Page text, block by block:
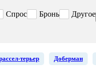
Спрос Бронь Другое
терьер Доберман